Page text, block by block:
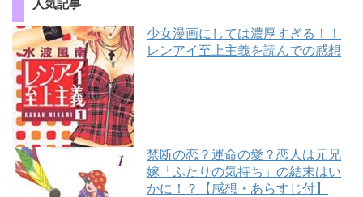
人気記事
少女漫画にしては濃厚すぎる！！
レンアイ至上主義を読んでの感想
禁断の恋？運命の愛？恋人は元兄
嫁「ふたりの気持ち」の結末はい
かに！？【感想・あらすじ付】